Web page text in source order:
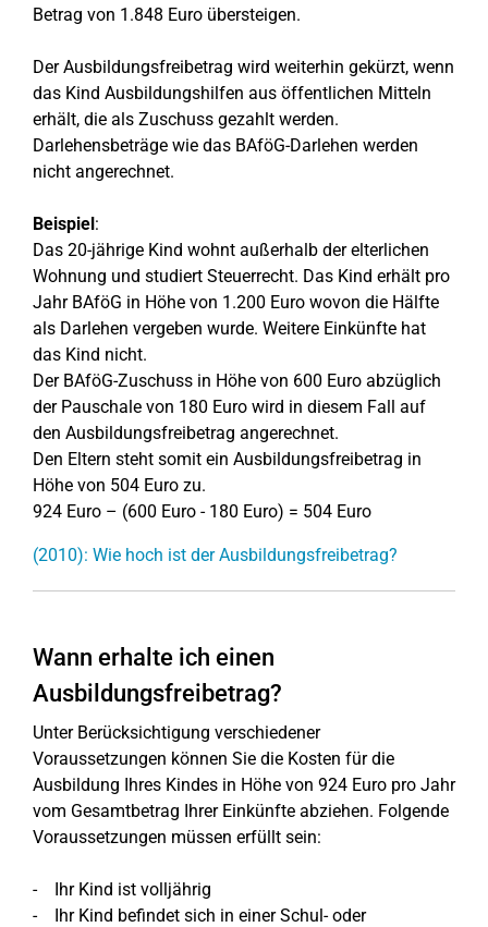
Betrag von 1.848 Euro übersteigen.
Der Ausbildungsfreibetrag wird weiterhin gekürzt, wenn
das Kind Ausbildungshilfen aus öffentlichen Mitteln
erhält, die als Zuschuss gezahlt werden.
Darlehensbeträge wie das BAföG-Darlehen werden
nicht angerechnet.
Beispiel:
Das 20-jährige Kind wohnt außerhalb der elterlichen
Wohnung und studiert Steuerrecht. Das Kind erhält pro
Jahr BAföG in Höhe von 1.200 Euro wovon die Hälfte
als Darlehen vergeben wurde. Weitere Einkünfte hat
das Kind nicht.
Der BAföG-Zuschuss in Höhe von 600 Euro abzüglich
der Pauschale von 180 Euro wird in diesem Fall auf
den Ausbildungsfreibetrag angerechnet.
Den Eltern steht somit ein Ausbildungsfreibetrag in
Höhe von 504 Euro zu.
924 Euro – (600 Euro - 180 Euro) = 504 Euro
(2010): Wie hoch ist der Ausbildungsfreibetrag?
Wann erhalte ich einen
Ausbildungsfreibetrag?
Unter Berücksichtigung verschiedener
Voraussetzungen können Sie die Kosten für die
Ausbildung Ihres Kindes in Höhe von 924 Euro pro Jahr
vom Gesamtbetrag Ihrer Einkünfte abziehen. Folgende
Voraussetzungen müssen erfüllt sein:
- Ihr Kind ist volljährig
- Ihr Kind befindet sich in einer Schul- oder